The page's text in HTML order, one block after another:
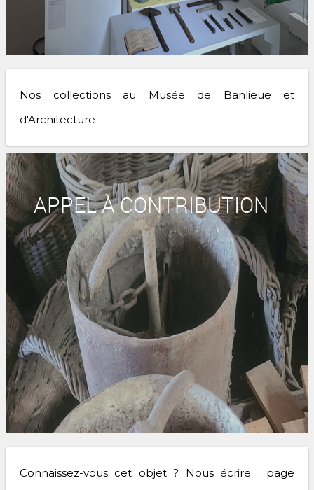
Nos collections au Musée de Banlieue et
d'Architecture
APPEL À CONTRIBUTION
Connaissez-vous cet objet ? Nous écrire : page